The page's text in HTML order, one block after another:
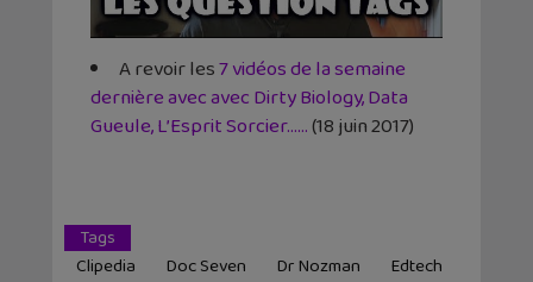
A revoir les7 vidéos de la semaine
dernière avec avec Dirty Biology, Data
Gueule, L’Esprit Sorcier……(18 juin 2017)
Tags
Clipedia
Doc Seven Dr Nozman
Edtech